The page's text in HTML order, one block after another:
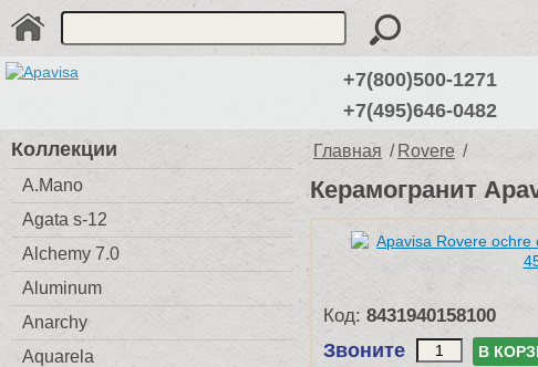
+7(800)500-1271
+7(495)646-0482
Коллекции
A.Mano
Agata s-12
Alchemy 7.0
Aluminum
Anarchy
Aquarela
Главная / Rovere /
Керамогранит
Код: 8431940158100
Звоните В